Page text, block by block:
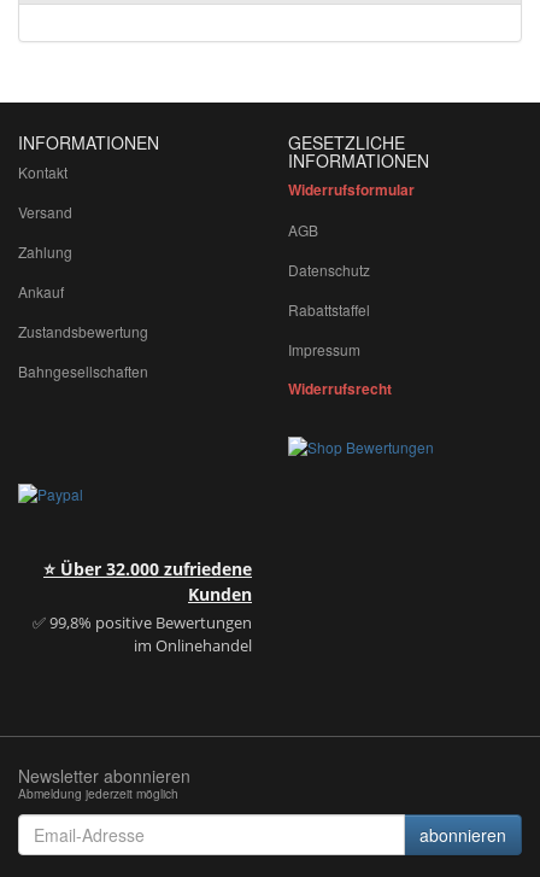
INFORMATIONEN
Kontakt
Versand
Zahlung
Ankauf
Zustandsbewertung
Bahngesellschaften
GESETZLICHE
INFORMATIONEN
Widerrufsformular
AGB
Datenschutz
Rabattstaffel
Impressum
Widerrufsrecht
⭐ Über 32.000 zufriedene
Kunden
✅ 99,8% positive Bewertungen
im Onlinehandel
Newsletter abonnieren
Abmeldung jederzeit möglich
Email-
Adresse
abonnieren